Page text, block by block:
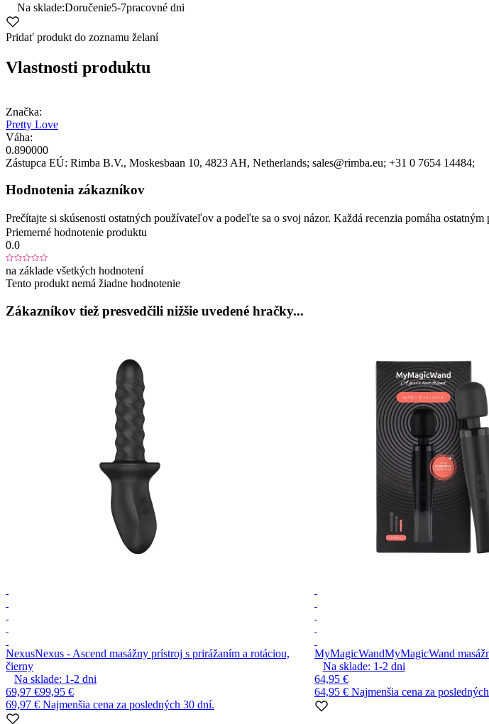
Na sklade:Doručenie5-7pracovné dni
Pridať produkt do zoznamu želaní
Vlastnosti produktu
Značka:
Pretty Love
Váha:
0.890000
Zástupca EÚ: Rimba B.V., Moskesbaan 10, 4823 AH, Netherlands; sales@rimba.eu; +31 0 7654 14484;
Hodnotenia zákazníkov
Prečítajte si skúsenosti ostatných používateľov a podeľte sa o svoj názor. Každá recenzia pomáha
Priemerné hodnotenie produktu
0.0
na základe všetkých hodnotení
Tento produkt nemá žiadne hodnotenie
Zákazníkov tiež presvedčili nižšie uvedené hračky...
NexusNexus - Ascend masážny prístroj s prirážaním a rotáciou,
čierny
Na sklade: 1-2 dni
69,97 €99,95 €
69,97 € Najmenšia cena za posledných 30 dní.
MyMagicWandMyMagicWand
Na sklade: 1-2 dni
64,95 €
64,95 € Najmenšia cena za